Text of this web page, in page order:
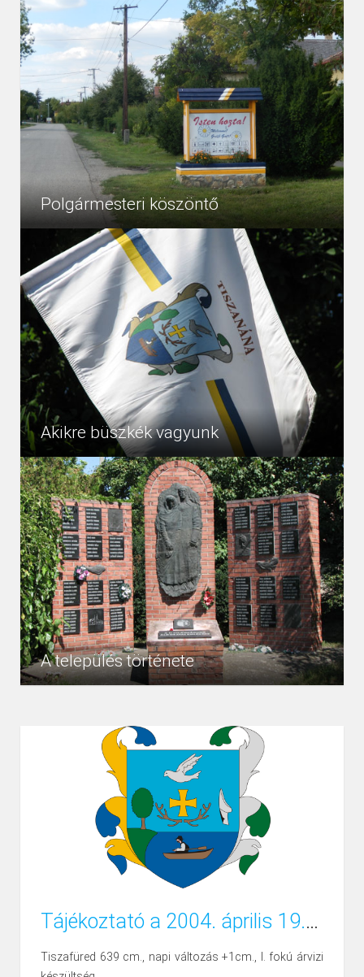
Polgármesteri köszöntő
„Otthon az, ahova hazatérsz. Ahol otthon vagy, az az
otthon. Nem kell hozzá sok, csak egy szoba és egy
érzés....
4554 Egyéb
Akikre büszkék vagyunk
Tiszanána Község Közszolgálatáért Kitüntető Díj
/2004/ B. Kiss János Tiszanánán született 1938-ban,
és 1961-ben kezdte munkáját az általános iskolában
képesítés...
5867 Egyéb
A település története
izben IV. Béla király 1261-ben kelt oklevele említ, akkor
még az Apocz nemzettség...
Tájékoztató a 2004. április 19.-i vízállásról
Tiszafüred 639 cm., napi változás +1cm., I. fokú árvizi